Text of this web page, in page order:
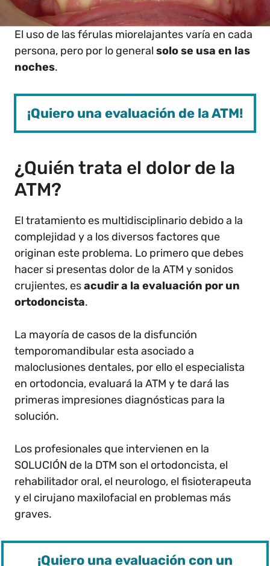
El uso de las férulas miorelajantes varía en cada
persona, pero por lo general solo se usa en las
noches.
¡Quiero una evaluación de la ATM!
¿Quién trata el dolor de la
ATM?
El tratamiento es multidisciplinario debido a la
complejidad y a los diversos factores que
originan este problema. Lo primero que debes
hacer si presentas dolor de la ATM y sonidos
crujientes, esacudir a la evaluación por un
ortodoncista.
La mayoría de casos de la disfunción
temporomandibular esta asociado a
maloclusiones dentales, por ello el especialista
en ortodoncia, evaluará la ATM y te dará las
primeras impresiones diagnósticas para la
solución.
Los profesionales que intervienen en la
SOLUCIÓN de la DTM son el ortodoncista, el
rehabilitador oral, el neurologo, el fisioterapeuta
y el cirujano maxilofacial en problemas más
graves.
¡Quiero una evaluación con un